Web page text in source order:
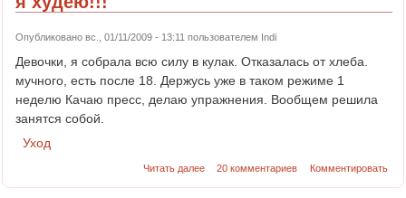
Опубликовано вс., 01/11/2009 - 13:11 пользователем Indi
Девочки, я собрала всю силу в кулак. Отказалась от хлеба.
мучного, есть после 18. Держусь уже в таком режиме 1
неделю Качаю пресс, делаю упражнения. Вообщем решила
занятся собой.
Уход
Читать далее 20 комментариев Комментировать